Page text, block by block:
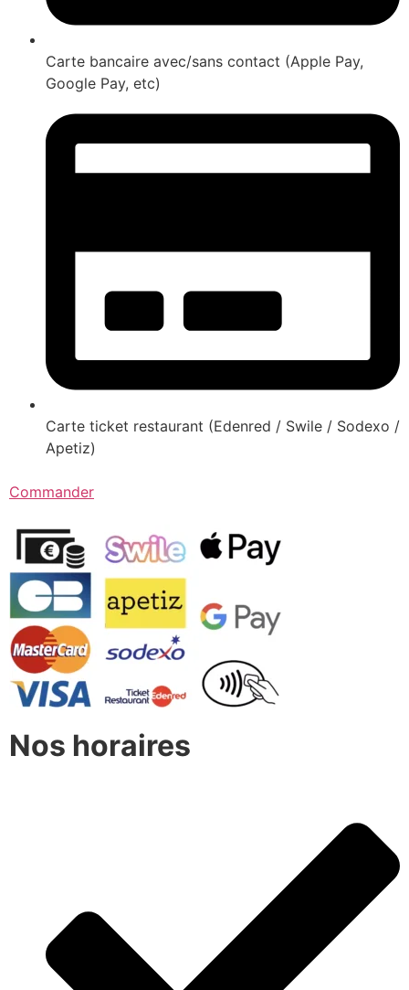
Carte bancaire avec/sans contact (Apple Pay,
Google Pay, etc)
Carte ticket restaurant (Edenred / Swile / Sodexo /
Apetiz)
Commander
Nos horaires